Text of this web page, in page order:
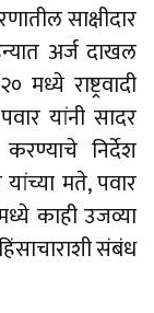
साक्षीदार
अर्ज दाखल
राष्ट्रवादी
यांनी सादर
निर्देश
मते, पवार
काही उजव्या
संबंध